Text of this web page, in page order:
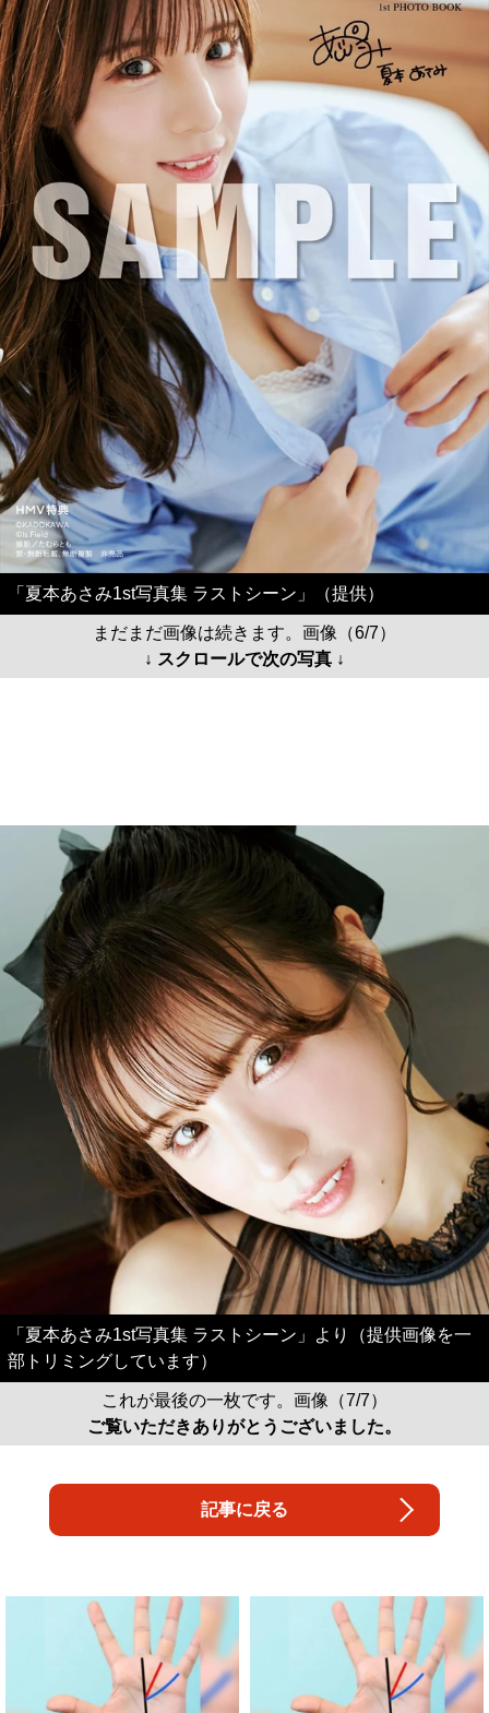
「夏本あさみ1st写真集 ラストシーン」（提供）
まだまだ画像は続きます。画像（6/7）
↓ スクロールで次の写真 ↓
「夏本あさみ1st写真集 ラストシーン」より（提供画像を一
部トリミングしています）
これが最後の一枚です。画像（7/7）
ご覧いただきありがとうございました。
記事に戻る